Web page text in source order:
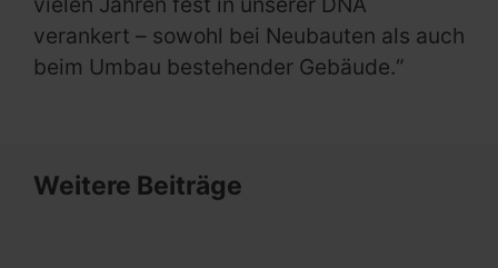
verankert – sowohl bei Neubauten als auch
beim Umbau bestehender Gebäude.“
Weitere Beiträge